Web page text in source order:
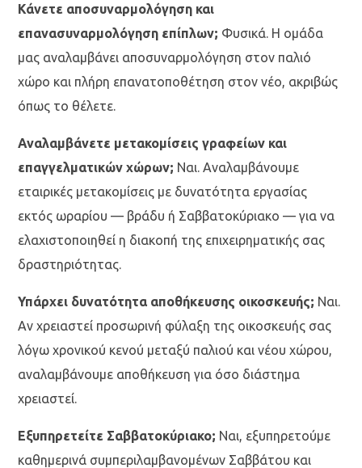
Κάνετε αποσυναρμολόγηση και
επανασυναρμολόγηση επίπλων; Φυσικά. Η ομάδα
μας αναλαμβάνει αποσυναρμολόγηση στον παλιό
χώρο και πλήρη επανατοποθέτηση στον νέο, ακριβώς
όπως το θέλετε.
Αναλαμβάνετε μετακομίσεις γραφείων και
επαγγελματικών χώρων; Ναι. Αναλαμβάνουμε
εταιρικές μετακομίσεις με δυνατότητα εργασίας
εκτός ωραρίου — βράδυ ή Σαββατοκύριακο — για να
ελαχιστοποιηθεί η διακοπή της επιχειρηματικής σας
δραστηριότητας.
Υπάρχει δυνατότητα αποθήκευσης οικοσκευής; Ναι.
Αν χρειαστεί προσωρινή φύλαξη της οικοσκευής σας
λόγω χρονικού κενού μεταξύ παλιού και νέου χώρου,
αναλαμβάνουμε αποθήκευση για όσο διάστημα
χρειαστεί.
Εξυπηρετείτε Σαββατοκύριακο; Ναι, εξυπηρετούμε
καθημερινά συμπεριλαμβανομένων Σαββάτου και